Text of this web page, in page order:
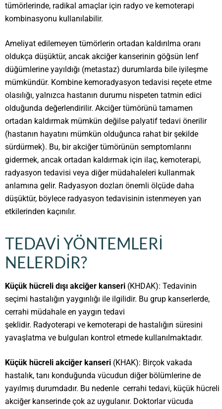
tümörlerinde, radikal amaçlar için radyo ve kemoterapi
kombinasyonu kullanılabilir.
Ameliyat edilemeyen tümörlerin ortadan kaldırılma oranı
oldukça düşüktür, ancak akciğer kanserinin göğsün lenf
düğümlerine yayıldığı (metastaz) durumlarda bile iyileşme
mümkündür. Kombine kemoradyasyon tedavisi reçete etme
olasılığı, yalnızca hastanın durumu nispeten tatmin edici
olduğunda değerlendirilir. Akciğer tümörünü tamamen
ortadan kaldırmak mümkün değilse palyatif tedavi önerilir
(hastanın hayatını mümkün olduğunca rahat bir şekilde
sürdürmek). Bu, bir akciğer tümörünün semptomlarını
gidermek, ancak ortadan kaldırmak için ilaç, kemoterapi,
radyasyon tedavisi veya diğer müdahaleleri kullanmak
anlamına gelir. Radyasyon dozları önemli ölçüde daha
düşüktür, böylece radyasyon tedavisinin istenmeyen yan
etkilerinden kaçınılır.
TEDAVI YÖNTEMLERI
NELERDIR?
Küçük hücreli dışı akciğer kanseri (KHDAK): Tedavinin
seçimi hastalığın yaygınlığı ile ilgilidir. Bu grup kanserlerde,
cerrahi müdahale en yaygın tedavi
şeklidir. Radyoterapi ve kemoterapi de hastalığın süresini
yavaşlatma ve bulguları kontrol etmede kullanılmaktadır.
Küçük hücreli akciğer kanseri (KHAK): Birçok vakada
hastalık, tanı konduğunda vücudun diğer bölümlerine de
yayılmış durumdadır. Bu nedenle cerrahi tedavi, küçük hücreli
akciğer kanserinde çok az uygulanır. Doktorlar vücuda